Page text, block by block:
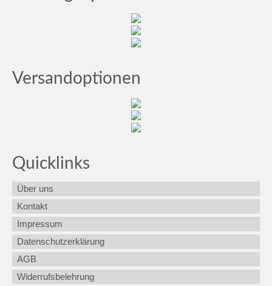
Versandoptionen
Quicklinks
Über uns
Kontakt
Impressum
Datenschutzerklärung
AGB
Widerrufsbelehrung